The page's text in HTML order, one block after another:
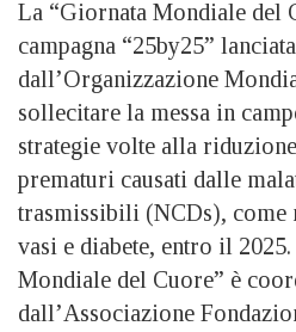
La “Giornata Mondiale del
campagna “25by25”
dall’Organizzazione
sollecitare la messa in
strategie volte alla
prematuri causati dalle
trasmissibili (NCDs), come
vasi e diabete, entro il
Mondiale del Cuore” è
dall’Associazione